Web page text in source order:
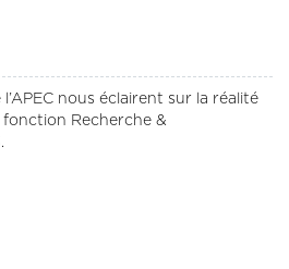
nous éclairent sur la réalité
Recherche &